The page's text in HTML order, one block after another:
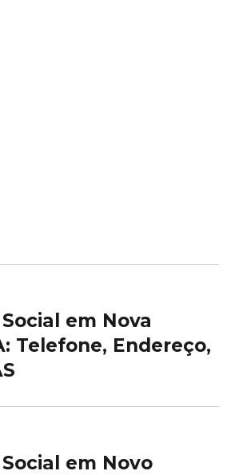
em Nova
Telefone, Endereço,
em Novo